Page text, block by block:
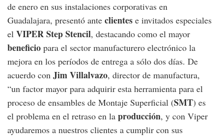
de enero en sus instalaciones corporativas en
Guadalajara, presentó ante clientes e invitados especiales
el VIPER Step Stencil, destacando como el mayor
beneficio para el sector manufacturero electrónico la
mejora en los períodos de entrega a sólo dos días. De
acuerdo con Jim Villalvazo, director de manufactura,
“un factor mayor para adquirir esta herramienta para el
proceso de ensambles de Montaje Superficial (SMT) es
el problema en el retraso en la producción, y con Viper
ayudaremos a nuestros clientes a cumplir con sus